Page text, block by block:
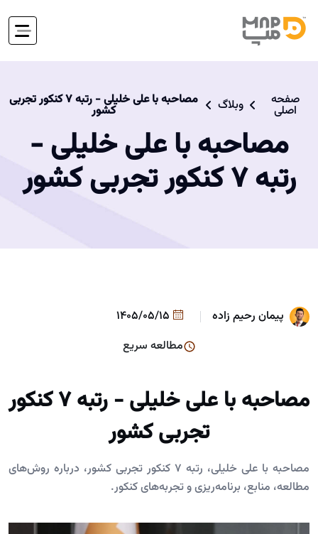
صفحه
اصلی وبلاگ مصاحبه با علی خلیلی - رتبه 7 کنکور تجربی
کشور
مصاحبه با علی خلیلی -
رتبه 7 کنکور تجربی کشور
پیمان رحیم زاده
مطالعه سریع
مصاحبه با علی خلیلی - رتبه 7 کنکور
تجربی کشور
مصاحبه با علی خلیلی، رتبه 7 کنکور تجربی کشور، درباره روش‌های
مطالعه، منابع، برنامه‌ریزی و تجربه‌های کنکور.